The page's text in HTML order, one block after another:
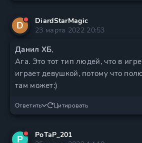
D
DiardStarMagic
23 марта 2022 20:53
Данил ХБ,
Ага. Это тот тип людей, что в
играет девушкой, потому что
там может:)
Ответить Цитировать
P
PoTaP_201